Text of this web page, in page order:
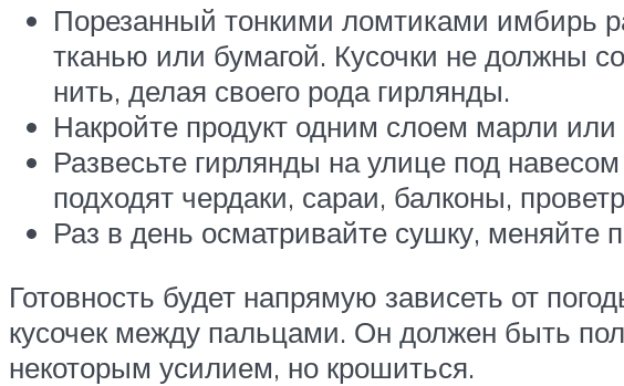
Порезанный тонкими ломтиками имбирь
тканью или бумагой. Кусочки не должны
нить, делая своего рода гирлянды.
Накройте продукт одним слоем марли
Развесьте гирлянды на улице под
подходят чердаки, сараи, балконы,
Раз в день осматривайте сушку, меняйте
Готовность будет напрямую зависеть от
кусочек между пальцами. Он должен быть
некоторым усилием, но крошиться.